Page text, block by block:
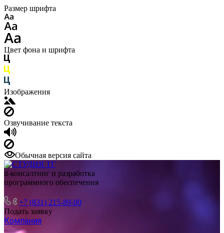
Размер шрифта
Цвет фона и шрифта
Изображения
Озвучивание текста
Обычная версия сайта
it-консалтинг и разработка
программного обеспечения
+7 (831) 215-89-00
Подать заявку
Компания